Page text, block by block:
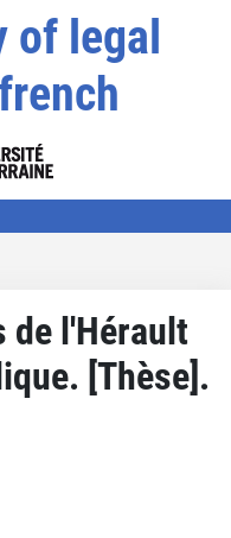
of legal
de l'Hérault
[Thèse].